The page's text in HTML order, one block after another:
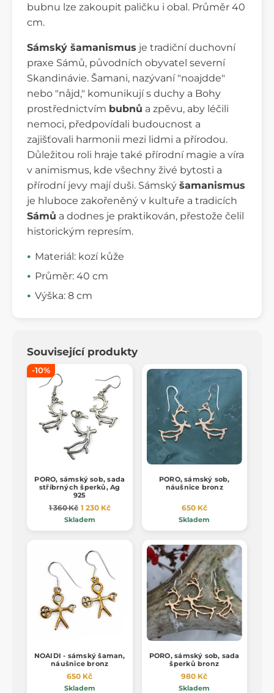
bubnu lze zakoupit paličku i obal. Průměr 40
cm.
Sámský šamanismus je tradiční duchovní
praxe Sámů, původních obyvatel severní
Skandinávie. Šamani, nazývaní "noajdde"
nebo "nåjd," komunikují s duchy a Bohy
prostřednictvím bubnů a zpěvu, aby léčili
nemoci, předpovídali budoucnost a
zajišťovali harmonii mezi lidmi a přírodou.
Důležitou roli hraje také přírodní magie a víra
v animismus, kde všechny živé bytosti a
přírodní jevy mají duši. Sámský šamanismus
je hluboce zakořeněný v kultuře a tradicích
Sámů a dodnes je praktikován, přestože čelil
historickým represím.
Materiál: kozí kůže
Průměr: 40 cm
Výška: 8 cm
Související produkty
-10%
PORO, sámský sob, sada
stříbrných šperků, Ag
925
1 360 Kč 1 230 Kč
Skladem
PORO, sámský sob,
náušnice bronz
650 Kč
Skladem
NOAIDI - sámský šaman,
náušnice bronz
650 Kč
Skladem
PORO, sámský sob, sada
šperků bronz
980 Kč
Skladem